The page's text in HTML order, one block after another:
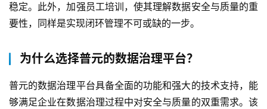
稳定。此外，加强员工培训，使其理解数据安全与质量的重
要性，同样是实现闭环管理不可或缺的一步。
为什么选择普元的数据治理平台？
普元的数据治理平台具备全面的功能和强大的技术支持，能
够满足企业在数据治理过程中对安全与质量的双重需求。该